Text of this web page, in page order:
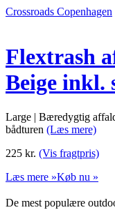
Crossroads Copenhagen
Flextrash
Beige inkl.
Large | Bæredygtig
bådturen (Læs mere)
225 kr. (Vis fragtpris)
Læs mere »Køb nu »
De mest populære